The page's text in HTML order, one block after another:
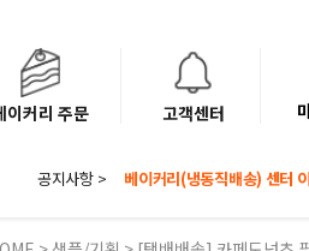
이커리 주문 고객센터
공지사항 >
8월 광복절 배송안내